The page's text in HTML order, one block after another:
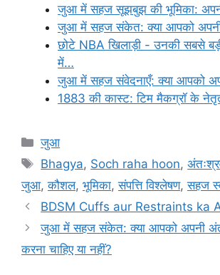
जुआ में सहज सूझबुझ की भूमिका:
जुआ में सहज संकेत: क्या आपको अपनी
छोटे NBA खिलाड़ी - उनकी सबसे
में…
जुआ में सहज संवेदनाएँ: क्या आपको
1883 की कास्ट: टिम मैकग्रॉ के
Categories
जुआ
Tags
Bhagya, Soch raha hoon,
जुआ,कौशल, भूमिका,संपत्ति विश्लेषण,सहज
BDSM Cuffs aur Restraints ka
जुआ में सहज संकेत: क्या आपको अपनी
करना चाहिए या नहीं?